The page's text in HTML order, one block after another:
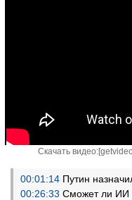
Скачать видео:[getvideo
00:01:14 Путин
00:26:33 Сможет ли ИИ